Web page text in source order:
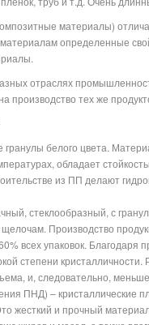
материалы)
определенные
отраслях
производство тех же
белого цвета.
обладает
из ПП делают
стеклообразный, с
Производство
всех упаковок.
степени
и, следовательно,
ПНД) – кристаллические
жесткий и прочный